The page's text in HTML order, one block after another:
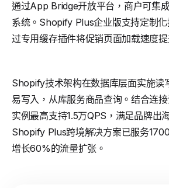
通过App Bridge开放平台，商户可集
系统。Shopify Plus企业版支持定制
过专用缓存插件将促销页面加载速度
Shopify技术架构在数据库层面实施读
易写入，从库服务商品查询。结合连
实例最高支持1.5万QPS，满足品牌出
Shopify Plus跨境解决方案已服务
增长60%的流量扩张。